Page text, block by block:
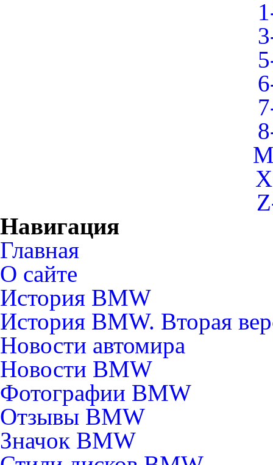
Навигация
Главная
О сайте
История BMW
История BMW. Вторая
Новости автомира
Новости BMW
Фотографии BMW
Отзывы BMW
Значок BMW